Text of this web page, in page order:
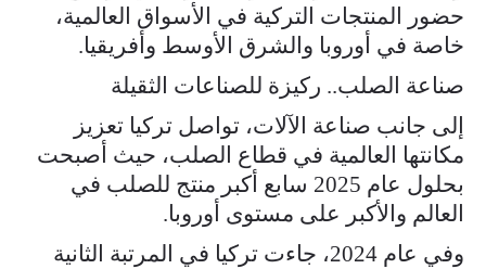
حضور المنتجات التركية في الأسواق العالمية،
خاصة في أوروبا والشرق الأوسط وأفريقيا.
صناعة الصلب.. ركيزة للصناعات الثقيلة
إلى جانب صناعة الآلات، تواصل تركيا تعزيز
مكانتها العالمية في قطاع الصلب، حيث أصبحت
بحلول عام 2025 سابع أكبر منتج للصلب في
العالم والأكبر على مستوى أوروبا.
وفي عام 2024، جاءت تركيا في المرتبة الثانية